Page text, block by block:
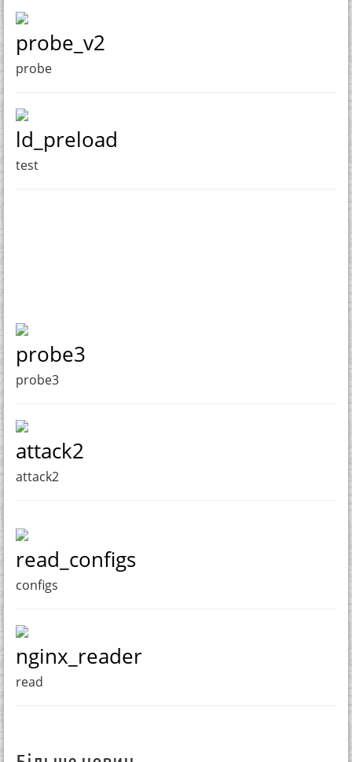
probe_v2
probe
ld_preload
test
probe3
probe3
attack2
attack2
read_configs
configs
nginx_reader
read